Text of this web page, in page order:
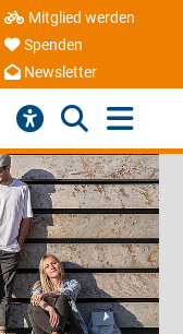
Mitglied werden
Spenden
Newsletter